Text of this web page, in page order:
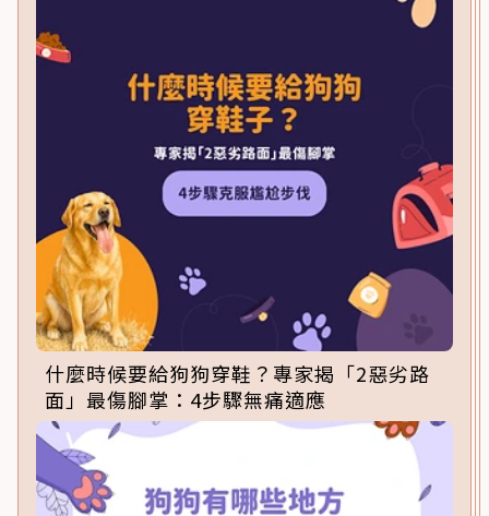
什麼時候要給狗狗穿鞋？專家揭「2惡劣路
面」最傷腳掌：4步驟無痛適應